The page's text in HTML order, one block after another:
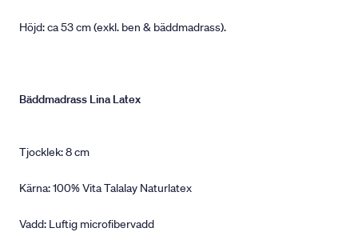
Höjd: ca 53 cm (exkl. ben & bäddmadrass).
Bäddmadrass Lina Latex
Tjocklek: 8 cm
Kärna: 100% Vita Talalay Naturlatex
Vadd: Luftig microfibervadd